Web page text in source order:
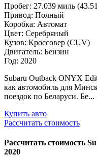
Пробег: 27.039 миль
Привод: Полный
Коробка: Автомат
Цвет: Серебряный
Кузов: Кроссовер (CUV)
Двигатель: Бензин
Год: 2020
Subaru Outback ONYX
как автомобиль для
поездок по Беларуси. Бе...
Купить авто
Рассчитать стоимость
Рассчитать стоимость
2020